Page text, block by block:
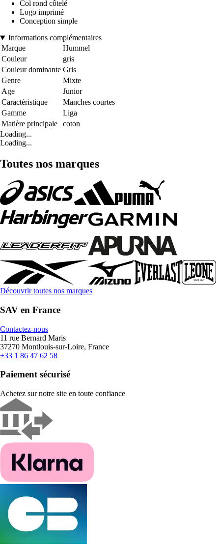
Col rond côtelé
Logo imprimé
Conception simple
Informations complémentaires
Marque
Hummel
Couleur
gris
Couleur dominante Gris
Genre
Mixte
Age
Junior
Caractéristique
Manches courtes
Gamme
Liga
Matière principale
coton
Loading...
Loading...
Toutes nos marques
Découvrir toutes nos marques
SAV en France
Contactez-nous
11 rue Bernard Maris
37270 Montlouis-sur-Loire, France
+33 1 86 47 62 58
Paiement sécurisé
Achetez sur notre site en toute confiance